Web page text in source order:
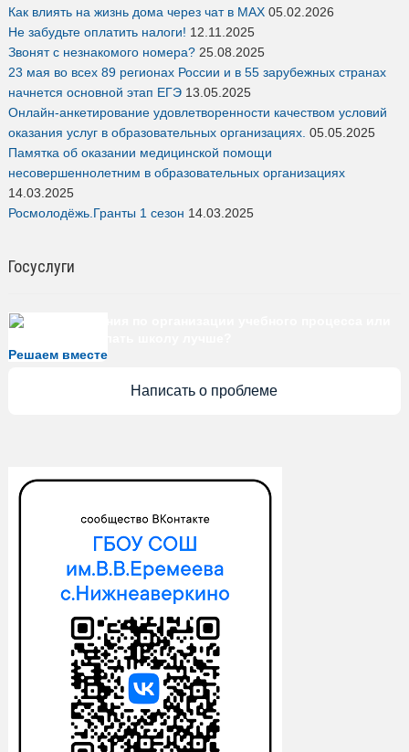
Как влиять на жизнь дома через чат в MAX 05.02.2026
Не забудьте оплатить налоги! 12.11.2025
Звонят с незнакомого номера? 25.08.2025
23 мая во всех 89 регионах России и в 55 зарубежных странах
начнется основной этап ЕГЭ 13.05.2025
Онлайн-анкетирование удовлетворенности качеством условий
оказания услуг в образовательных организациях. 05.05.2025
Памятка об оказании медицинской помощи
несовершеннолетним в образовательных организациях
14.03.2025
Росмолодёжь.Гранты 1 сезон 14.03.2025
Госуслуги
Решаем вместе
Есть предложения по организации учебного процесса или
Написать о проблеме